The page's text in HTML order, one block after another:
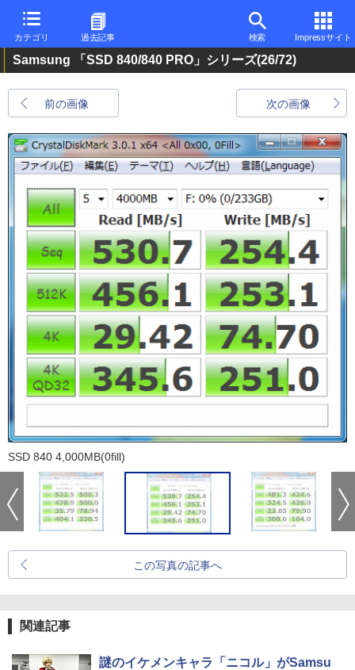
カテゴリ 過去記事 検索 Impressサイト
Samsung 「SSD 840/840 PRO」シリーズ(26/72)
前の画像 次の画像
SSD 840 4,000MB(0fill)
この写真の記事へ
関連記事
謎のイケメンキャラ「ニコル」がSamsu